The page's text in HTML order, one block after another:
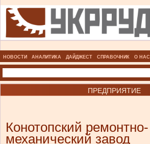
НОВОСТИ АНАЛИТИКА ДАЙДЖЕСТ СПРАВОЧНИК О НАС
ПРЕДПРИЯТИЕ
Конотопский ремонтно-
механический завод